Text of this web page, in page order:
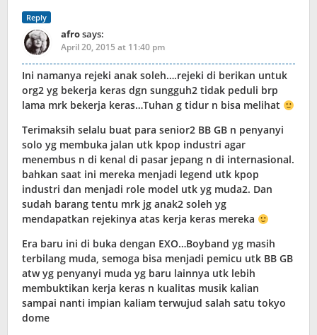
Reply
afrosays:
April 20, 2015 at 11:40 pm
Ini namanya rejeki anak soleh….rejeki di berikan untuk
org2 yg bekerja keras dgn sungguh2 tidak peduli brp
lama mrk bekerja keras…Tuhan g tidur n bisa melihat
Terimaksih selalu buat para senior2 BB GB n penyanyi
solo yg membuka jalan utk kpop industri agar
menembus n di kenal di pasar jepang n di internasional.
bahkan saat ini mereka menjadi legend utk kpop
industri dan menjadi role model utk yg muda2. Dan
sudah barang tentu mrk jg anak2 soleh yg
mendapatkan rejekinya atas kerja keras mereka
Era baru ini di buka dengan EXO…Boyband yg masih
terbilang muda, semoga bisa menjadi pemicu utk BB GB
atw yg penyanyi muda yg baru lainnya utk lebih
membuktikan kerja keras n kualitas musik kalian
sampai nanti impian kaliam terwujud salah satu tokyo
dome